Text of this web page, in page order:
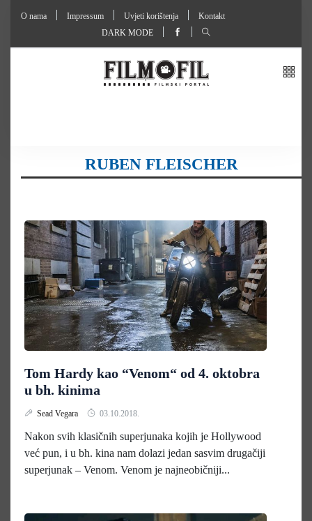
O nama Impressum Uvjeti korištenja
Kontakt
DARK MODE
RUBEN FLEISCHER
Tom Hardy kao “Venom“ od 4. oktobra
u bh. kinima
Sead Vegara 03.10.2018.
Nakon svih klasičnih superjunaka kojih je Hollywood
već pun, i u bh. kina nam dolazi jedan sasvim drugačiji
superjunak – Venom. Venom je najneobičniji...